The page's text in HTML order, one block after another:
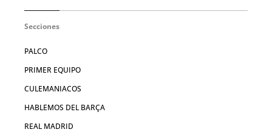
Secciones
PALCO
PRIMER EQUIPO
CULEMANIACOS
HABLEMOS DEL BARÇA
REAL MADRID